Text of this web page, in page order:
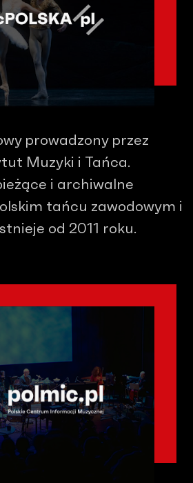
prowadzony przez
Muzyki i Tańca.
i archiwalne
tańcu zawodowym i
od 2011 roku.